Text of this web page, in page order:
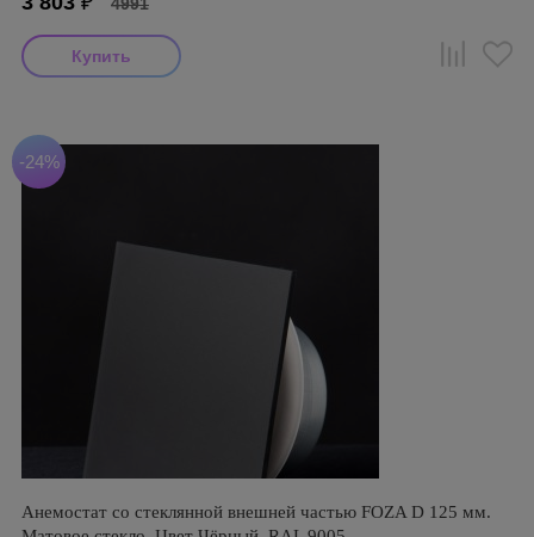
-24%
Анемостат со стеклянной внешней частью FOZA D 125 мм.